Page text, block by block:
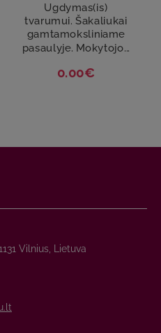
Ugdymas(is)
tvarumui. Šakaliukai
gamtamoksliniame
pasaulyje. Mokytojo...
0.00€
Vilnius, Lietuva